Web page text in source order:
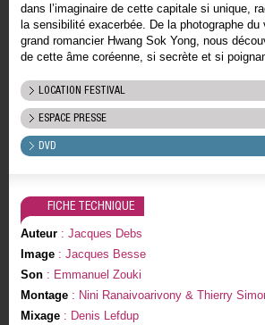
dans l’imaginaire de cette capitale si unique,
la sensibilité exacerbée. De la photographe
grand romancier Hwang Sok Yong, nous
de cette âme coréenne, si secrète et si
LOCATION FESTIVAL
ESPACE PRESSE
DVD
FICHE TECHNIQUE
Auteur: Jacques Debs
Image: Jacques Besse
Son: Emmanuel Zouki
Montage: Nini Ranaivoarivony & Thierry
Mixage: Denis Lefdup